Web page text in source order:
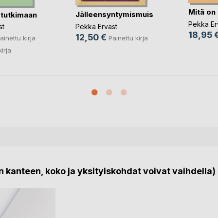
kirja
Jälleensyntymismuisti
Pekka Ervast
12,50 € Painettu kirja
Mitä on
Pekka
18,95
koko ja yksityiskohdat voivat vaihdella)